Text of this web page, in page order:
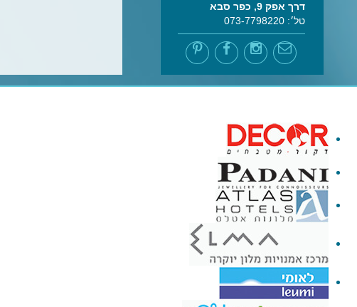
דרך אפק 9, כפר סבא
טל׳: 073-7798220